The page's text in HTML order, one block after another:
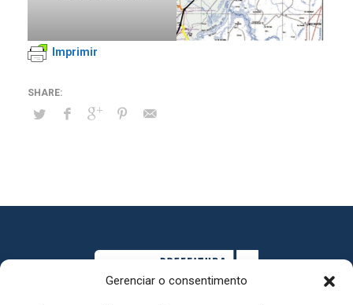
Gerenciar o consentimento
Imprimir